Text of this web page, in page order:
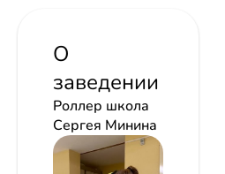
О
заведении
Роллер школа
Сергея Минина